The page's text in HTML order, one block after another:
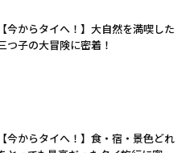
【今からタイへ！】大自然を満喫した
つ子の大冒険に密着！
【今からタイへ！】食・宿・景色どれ